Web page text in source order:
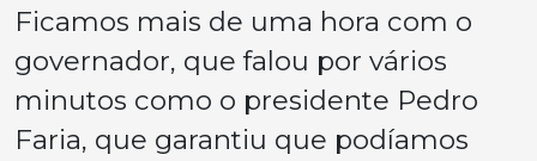
Ficamos mais de uma hora com o
governador, que falou por vários
minutos como o presidente Pedro
Faria, que garantiu que podíamos